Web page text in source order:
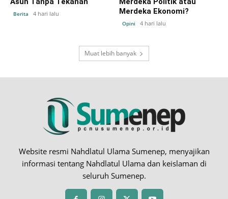
Berita 4 hari lalu
Merdeka Ekonomi?
Opini 4 hari lalu
Muat lebih banyak
Website resmi Nahdlatul Ulama Sumenep, menyajikan
informasi tentang Nahdlatul Ulama dan keislaman di
seluruh Sumenep.